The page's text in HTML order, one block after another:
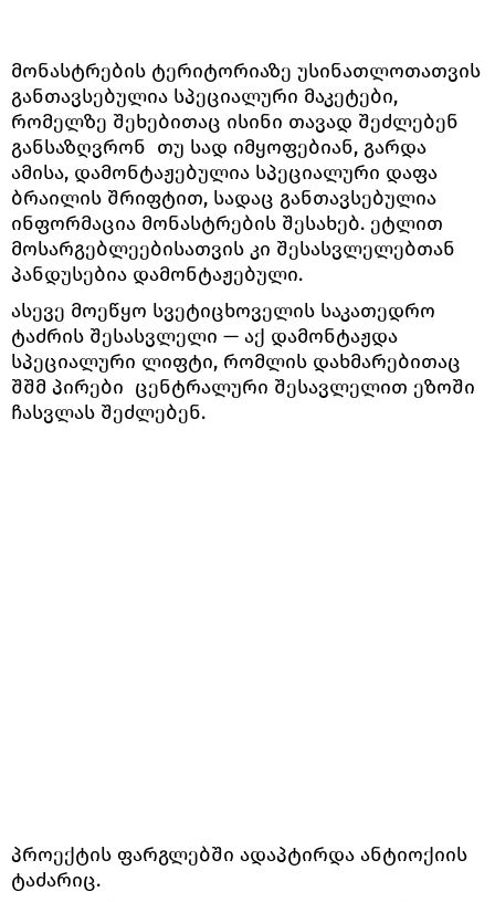
მონასტრების ტერიტორიაზე უსინათლოთათვის
განთავსებულია სპეციალური მაკეტები,
რომელზე შეხებითაც ისინი თავად შეძლებენ
განსაზღვრონ თუ სად იმყოფებიან, გარდა
ამისა, დამონტაჟებულია სპეციალური დაფა
ბრაილის შრიფტით, სადაც განთავსებულია
ინფორმაცია მონასტრების შესახებ. ეტლით
მოსარგებლეებისათვის კი შესასვლელებთან
პანდუსებია დამონტაჟებული.
ასევე მოეწყო სვეტიცხოველის საკათედრო
ტაძრის შესასვლელი — აქ დამონტაჟდა
სპეციალური ლიფტი, რომლის დახმარებითაც
შშმ პირები ცენტრალური შესავლელით ეზოში
ჩასვლას შეძლებენ.
პროექტის ფარგლებში ადაპტირდა ანტიოქიის
ტაძარიც.